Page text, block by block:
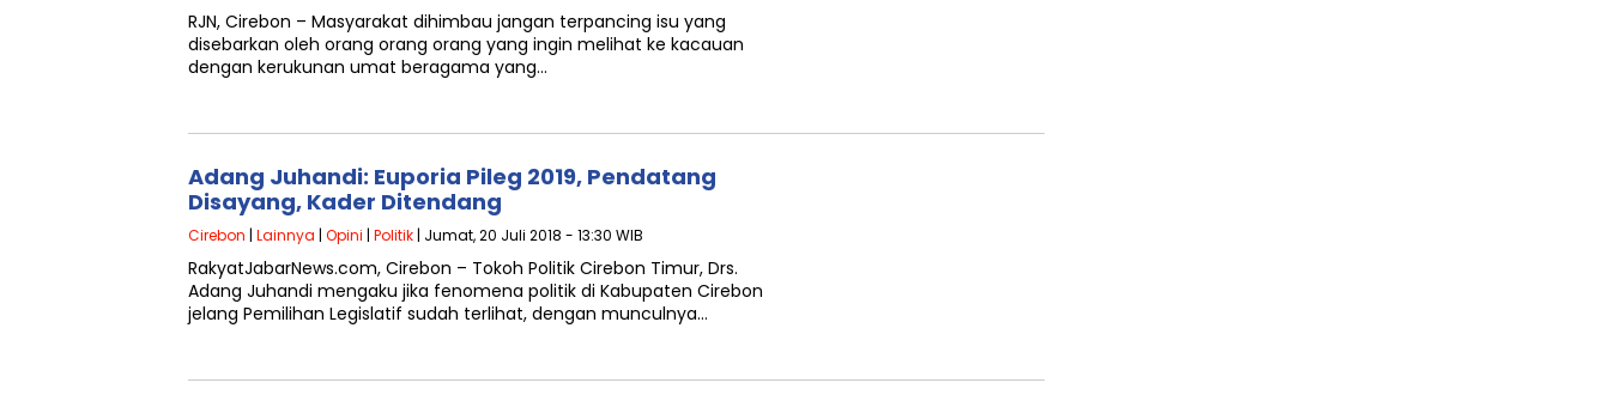
RJN, Cirebon – Masyarakat dihimbau jangan terpancing isu yang
disebarkan oleh orang orang orang yang ingin melihat ke kacauan
dengan kerukunan umat beragama yang…
Adang Juhandi: Euporia Pileg 2019, Pendatang
Disayang, Kader Ditendang
Cirebon | Lainnya | Opini | Politik | Jumat, 20 Juli 2018 - 13:30 WIB
RakyatJabarNews.com, Cirebon – Tokoh Politik Cirebon Timur, Drs.
Adang Juhandi mengaku jika fenomena politik di Kabupaten Cirebon
jelang Pemilihan Legislatif sudah terlihat, dengan munculnya…